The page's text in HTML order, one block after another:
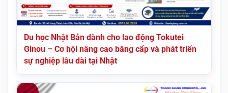
Du học Nhật Bản dành cho lao động Tokutei
Ginou – Cơ hội nâng cao bằng cấp và phát triển
sự nghiệp lâu dài tại Nhật